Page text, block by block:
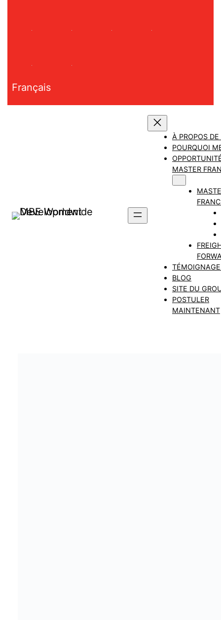
Français
À PROPOS
POURQUOI
MASTER
BLOG
SITE DU
POSTULER
MAINTENANT